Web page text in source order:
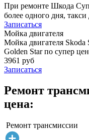
При ремонте Шкода
более одного дня,
Записаться
Мойка двигателя
Мойка двигателя Skoda
Golden Star по супер
3961 руб
Записаться
Ремонт
цена:
Ремонт трансмиссии